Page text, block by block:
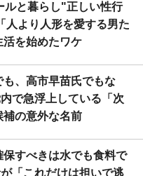
ルと暮らし"正しい性行
人より人形を愛する男た
活を始めたワケ
、高市早苗氏でもな
で急浮上している「次
の意外な名前
保すべきは水でも食料で
「これだけは担いで逃